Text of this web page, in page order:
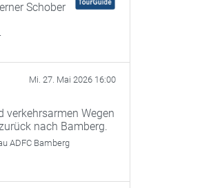
Schober
Mi. 27. Mai 2026 16:00
verkehrsarmen Wegen
nach Bamberg.
ADFC Bamberg